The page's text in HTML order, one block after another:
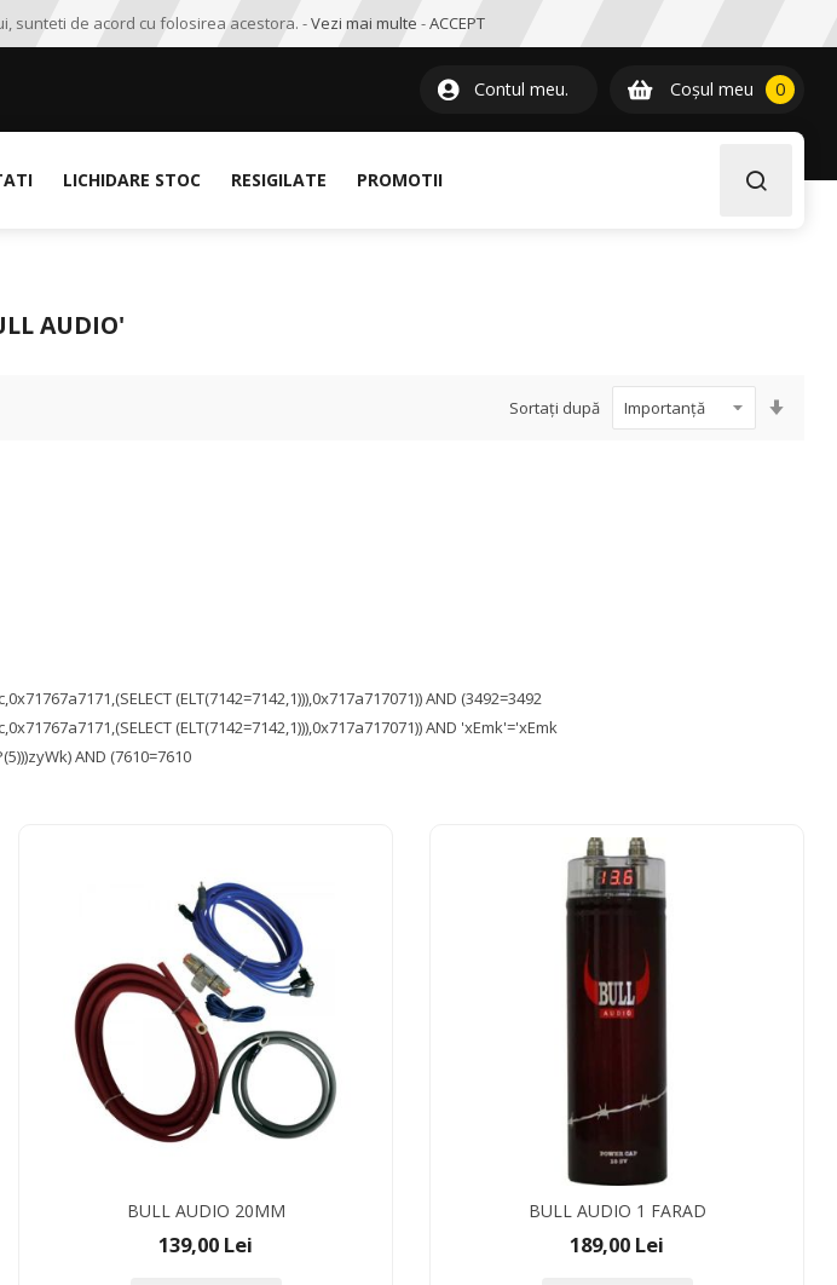
sunteti de acord cu folosirea acestora. -Vezi mai multe -ACCEPT
Contul meu. Coșul meu 00item
LICHIDARE STOC RESIGILATE PROMOTII
AUDIO'
Sortați după
(ELT(7142=7142,1))),0x717a717071)) AND (3492=3492
(ELT(7142=7142,1))),0x717a717071)) AND 'xEmk'='xEmk
AND (7610=7610
BULL AUDIO 20MM
139,00 Lei
BULL AUDIO 1 FARAD
189,00 Lei